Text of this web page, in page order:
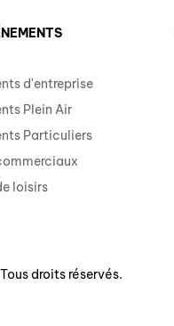
d'entreprise
Plein Air
Particuliers
loisirs
droits réservés.